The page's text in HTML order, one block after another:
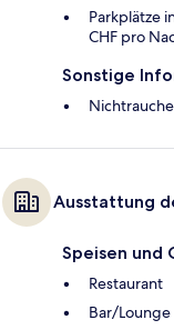
Parkplätze
CHF pro
Sonstige
Ausstattung
Speisen und
Restaurant
Bar/Lounge